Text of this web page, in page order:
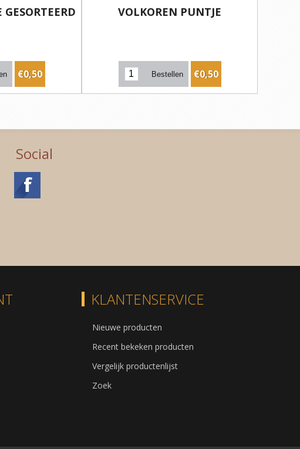
€0,50
VOLKOREN PUNTJE
€0,50
Social
KLANTENSERVICE
Nieuwe producten
Recent bekeken producten
Vergelijk productenlijst
Zoek